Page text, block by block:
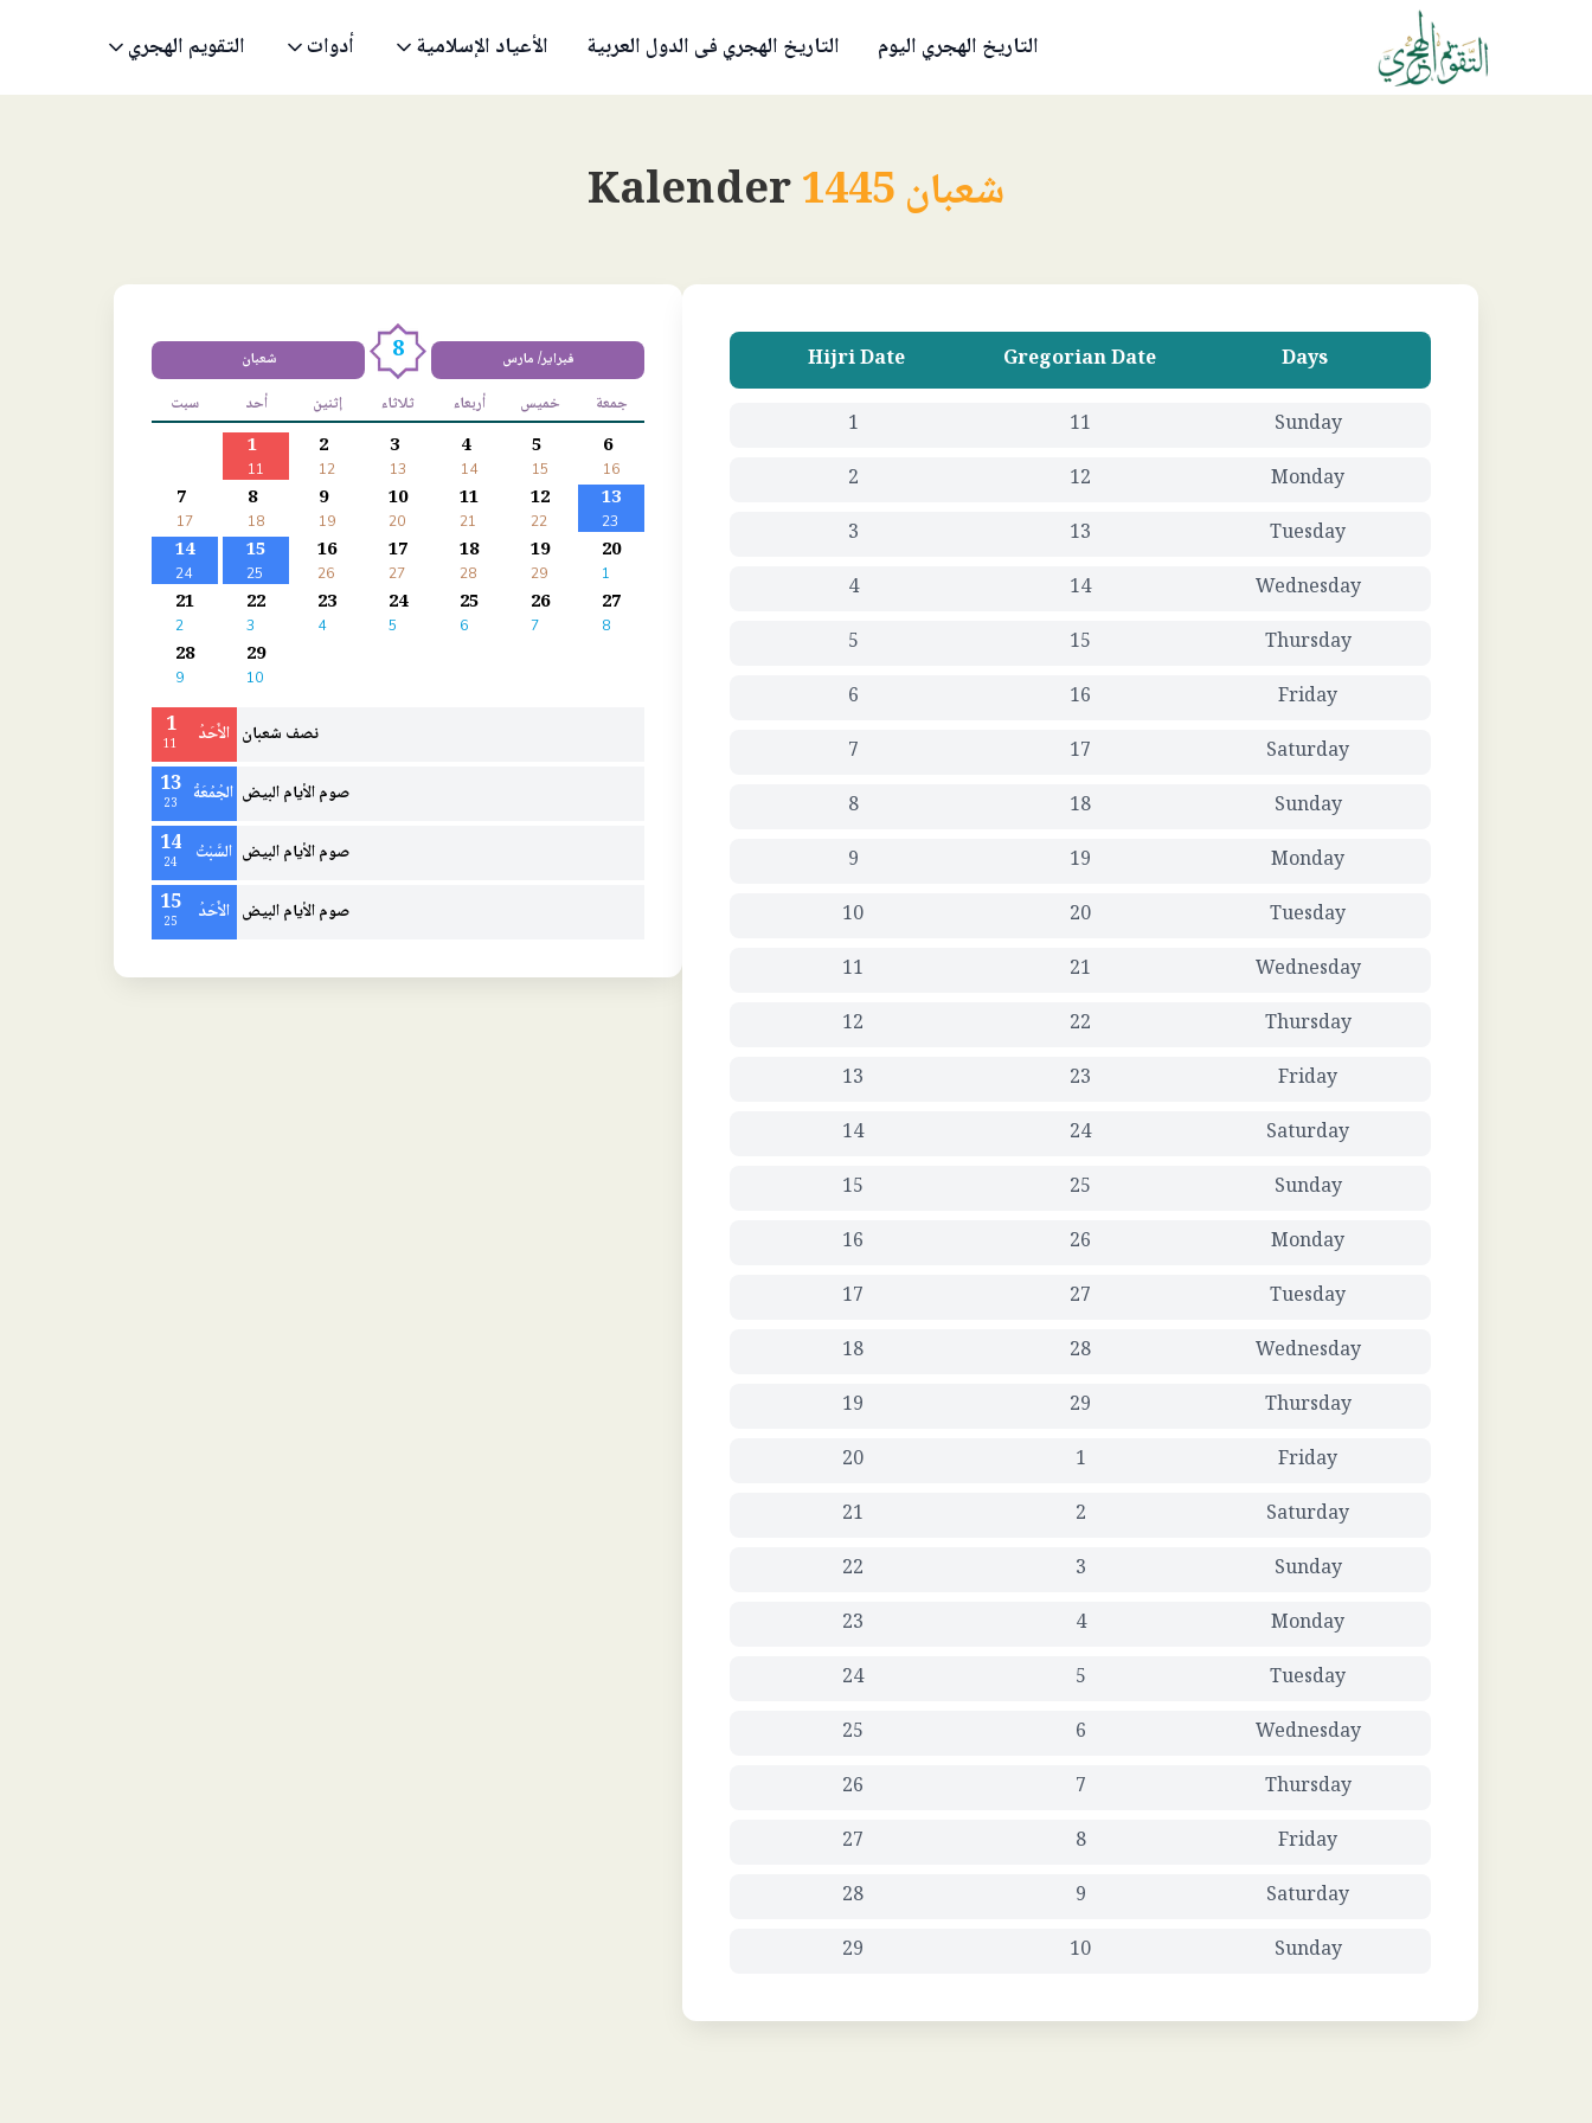
التاريخ الهجري اليوم التاريخ الهجري فى الدول العربية الأعياد الإسلامية أدوات التقويم الهجري
Kalender شعبان 1445
شعبان 8 فبراير/ مارس
سبت أحد إثنين ثلاثاء أربعاء خميس جمعة
1
11
2
12
3
13
4
14
5
15
6
16
7
17
8
18
9
19
10
20
11
21
12
22
13
23
14
24
15
25
16
26
17
27
18
28
19
29
20
1
21
2
22
3
23
4
24
5
25
6
26
7
27
8
28
9
29
10
1
11 الأَحَدُ نصف شعبان
13
23 الجُمُعَةُ صوم الأيام البيض
14
24 السَّبْتُ صوم الأيام البيض
15
25 الأَحَدُ صوم الأيام البيض
Hijri Date Gregorian Date Days
1 11
Sunday
2
12
Monday
3
13
Tuesday
4
14
Wednesday
5
15
Thursday
6
16
Friday
7
17
Saturday
8
18
Sunday
9
19
Monday
10
20
Tuesday
11
21
Wednesday
12
22
Thursday
13
23
Friday
14
24
Saturday
15
25
Sunday
16
26
Monday
17
27
Tuesday
18
28
Wednesday
19
29
Thursday
20
1
Friday
21
2
Saturday
22
3
Sunday
23
4
Monday
24
5
Tuesday
25
6
Wednesday
26
7
Thursday
27
8
Friday
28
9
Saturday
29
10 Sunday